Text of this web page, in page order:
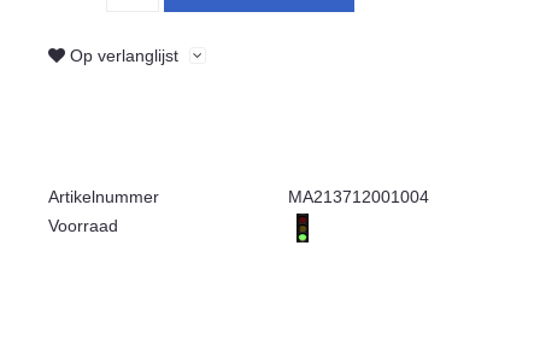
Op verlanglijst
Artikelnummer
MA213712001004
Voorraad